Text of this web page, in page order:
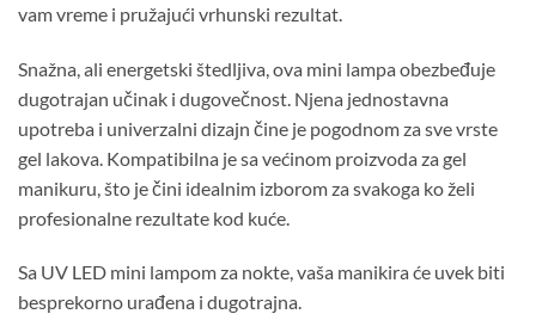
vam vreme i pružajući vrhunski rezultat.
Snažna, ali energetski štedljiva, ova mini lampa obezbeđuje
dugotrajan učinak i dugovečnost. Njena jednostavna
upotreba i univerzalni dizajn čine je pogodnom za sve vrste
gel lakova. Kompatibilna je sa većinom proizvoda za gel
manikuru, što je čini idealnim izborom za svakoga ko želi
profesionalne rezultate kod kuće.
Sa UV LED mini lampom za nokte, vaša manikira će uvek biti
besprekorno urađena i dugotrajna.